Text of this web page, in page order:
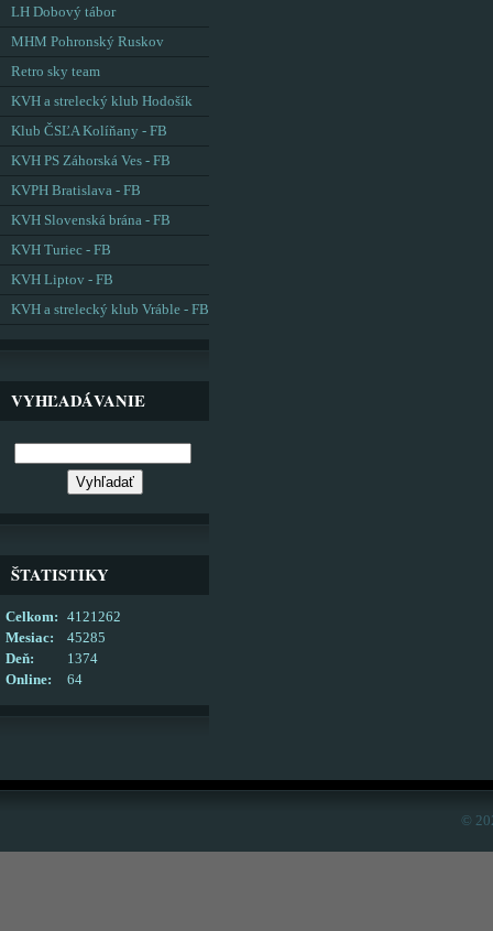
LH Dobový tábor
MHM Pohronský Ruskov
Retro sky team
KVH a strelecký klub Hodošík
Klub ČSĽA Kolíňany - FB
KVH PS Záhorská Ves - FB
KVPH Bratislava - FB
KVH Slovenská brána - FB
KVH Turiec - FB
KVH Liptov - FB
KVH a strelecký klub Vráble - FB
VYHĽADÁVANIE
ŠTATISTIKY
Online: 64
Celkom:
4121262
Mesiac:
45285
Deň:
1374
©